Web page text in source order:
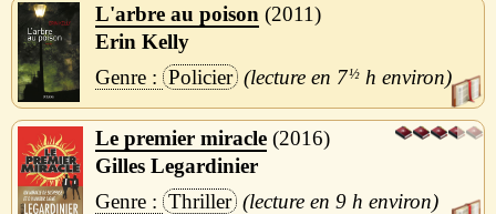
L'arbre au poison
2011
Erin Kelly
Policier
7½ h
Le premier miracle 2016
Gilles Legardinier
Thriller
9 h